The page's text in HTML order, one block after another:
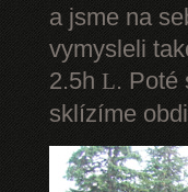
a jsme na
vymysleli
2.5h L. Poté
sklízíme